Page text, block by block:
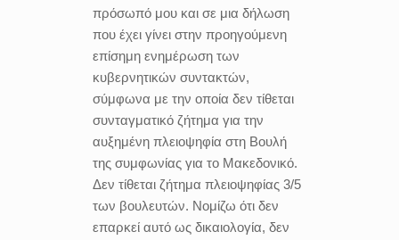
πρόσωπό μου και σε μια δήλωση
που έχει γίνει στην προηγούμενη
επίσημη ενημέρωση των
κυβερνητικών συντακτών,
σύμφωνα με την οποία δεν τίθεται
συνταγματικό ζήτημα για την
αυξημένη πλειοψηφία στη Βουλή
της συμφωνίας για το Μακεδονικό.
Δεν τίθεται ζήτημα πλειοψηφίας 3/5
των βουλευτών. Νομίζω ότι δεν
επαρκεί αυτό ως δικαιολογία, δεν